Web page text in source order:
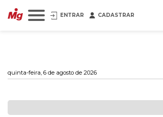
ENTRAR CADASTRAR
quinta-feira, 6 de agosto de 2026